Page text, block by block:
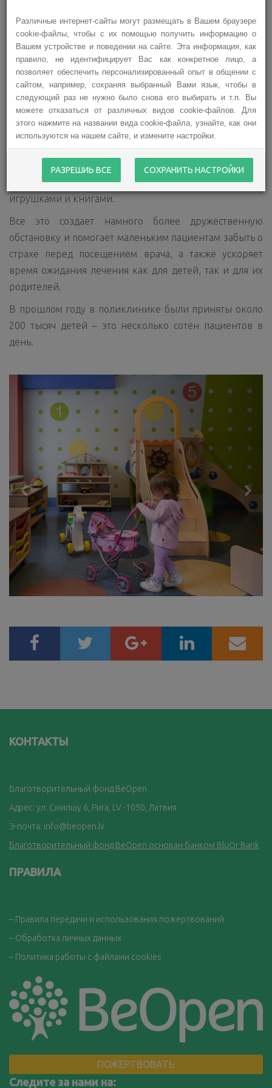
этом году в сотрудничестве с дизайнерами,
специалистами в области медицины и
производителями мебели работаем над тем, чтобы
настолько же красивая и благоустроенная игровая
комната появилась и в помещении поликлиники
Детской больницы, в котором ежедневно ожидают
лечение несколько сотен детей.
Наконец, темные стены приобрели яркие цвета, а
игровой уголок оборудован специально
изготовленной мебелью и наполнен интересными
игрушками и книгами.
Все это создает намного более дружественную
обстановку и помогает маленьким пациентам забыть о
страхе перед посещением врача, а также ускоряет
время ожидания лечения как для детей, так и для их
родителей.
В прошлом году в поликлинике были приняты около
200 тысяч детей – это несколько сотен пациентов в
день.
КОНТАКТЫ
Благотворительный фонд BeOpen
Адрес: ул. Смилшу 6, Рига, LV -1050, Латвия
Э-почта: info@beopen.lv
Благотворительный фонд BeOpen основан банком BluOr Bank
ПРАВИЛА
– Правила передачи и использования пожертвований
– Обработка личных данных
– Политика работы с файлами cookies
ПОЖЕРТВОВАТЬ
Следите за нами на:
Различные интернет-сайты могут размещать в Вашем браузере
cookie-файлы, чтобы с их помощью получить информацию о
Вашем устройстве и поведении на сайте. Эта информация, как
правило, не идентифицирует Вас как конкретное лицо, а
позволяет обеспечить персонализированный опыт в общении с
сайтом, например, сохраняя выбранный Вами язык, чтобы в
следующий раз не нужно было снова его выбирать и т.п. Вы
можете отказаться от различных видов cookie-файлов. Для
этого нажмите на названии вида cookie-файла, узнайте, как они
используются на нашем сайте, и измените настройки.
РАЗРЕШИЬ ВСЕ СОХРАНИТЬ НАСТРОЙКИ